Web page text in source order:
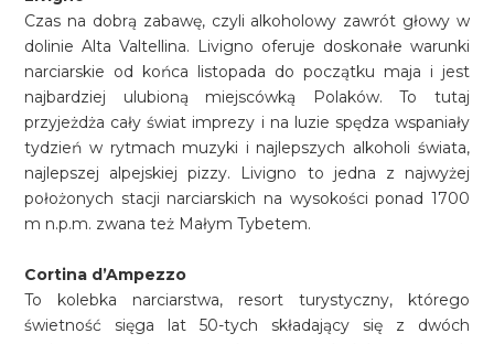
Czas na dobrą zabawę, czyli alkoholowy zawrót głowy w
dolinie Alta Valtellina. Livigno oferuje doskonałe warunki
narciarskie od końca listopada do początku maja i jest
najbardziej ulubioną miejscówką Polaków. To tutaj
przyjeżdża cały świat imprezy i na luzie spędza wspaniały
tydzień w rytmach muzyki i najlepszych alkoholi świata,
najlepszej alpejskiej pizzy. Livigno to jedna z najwyżej
położonych stacji narciarskich na wysokości ponad 1700
m n.p.m. zwana też Małym Tybetem.
Cortina d’Ampezzo
To kolebka narciarstwa, resort turystyczny, którego
świetność sięga lat 50-tych składający się z dwóch